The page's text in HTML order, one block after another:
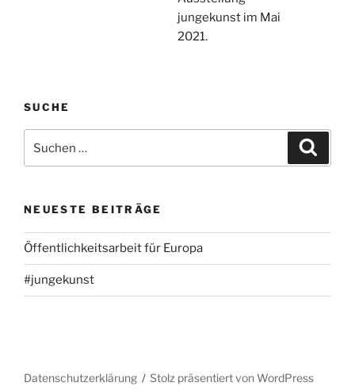
SUCHE
nach:
NEUESTE BEITRÄGE
Öffentlichkeitsarbeit für Europa
#jungekunst
Datenschutzerklärung Stolz präsentiert von WordPress